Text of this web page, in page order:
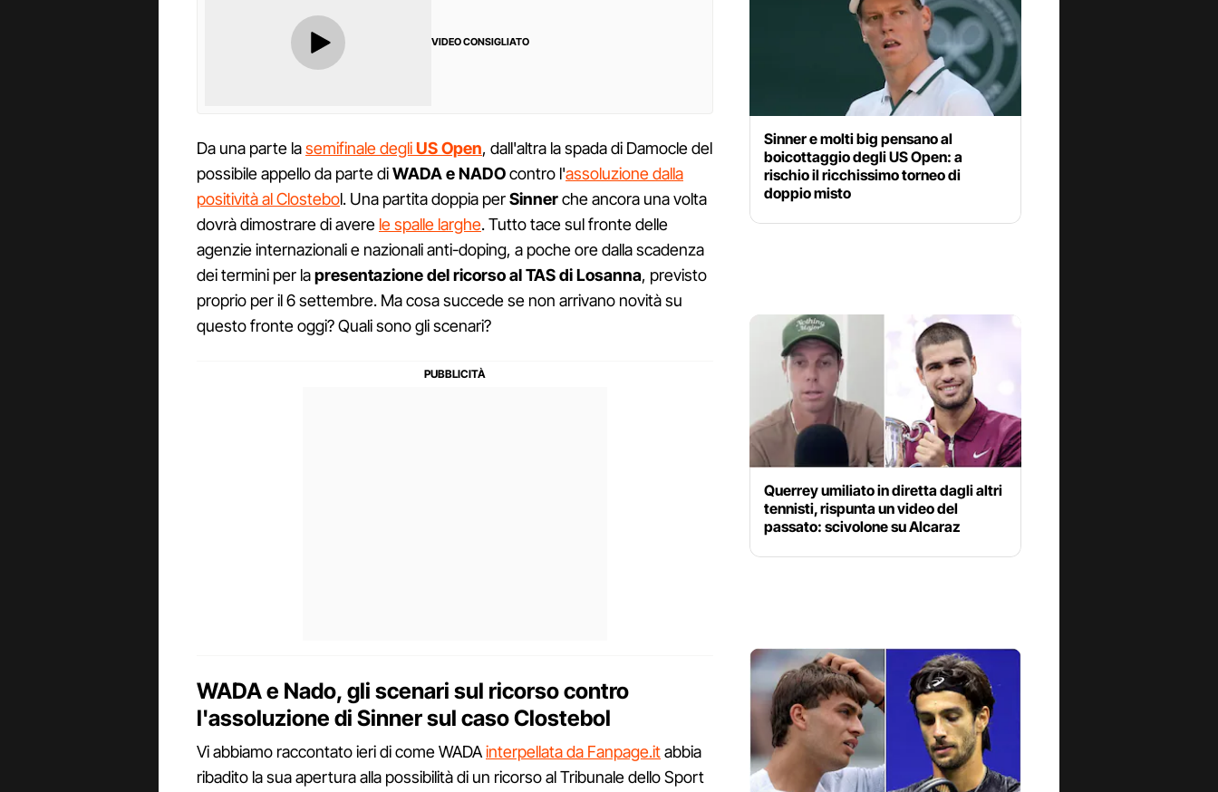
VIDEO CONSIGLIATO
Da una parte lasemifinale degliUS Open, dall'altra la spada di Damocle del
possibile appello da parte diWADA e NADOcontro l'assoluzione dalla
positività al Clostebol. Una partita doppia perSinnerche ancora una volta
dovrà dimostrare di avere le spalle larghe. Tutto tace sul fronte delle
agenzie internazionali e nazionali anti-doping, a poche ore dalla scadenza
dei termini per lapresentazione del ricorso al TAS di Losanna, previsto
proprio per il 6 settembre. Ma cosa succede se non arrivano novità su
questo fronte oggi? Quali sono gli scenari?
WADA e Nado, gli scenari sul ricorso contro
l'assoluzione di Sinner sul caso Clostebol
Vi abbiamo raccontato ieri di come WADAinterpellata da Fanpage.itabbia
ribadito la sua apertura alla possibilità di un ricorso al Tribunale dello Sport
Sinner e molti big pensano al
boicottaggio degli US Open: a
rischio il ricchissimo torneo di
doppio misto
Querrey umiliato in diretta dagli altri
tennisti, rispunta un video del
passato: scivolone su Alcaraz